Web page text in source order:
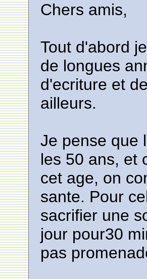
Chers amis,
Tout d'abord
de longues
d'ecriture et
ailleurs.
Je pense que
les 50 ans, et
cet age, on
sante. Pour
sacrifier une
jour pour30
pas